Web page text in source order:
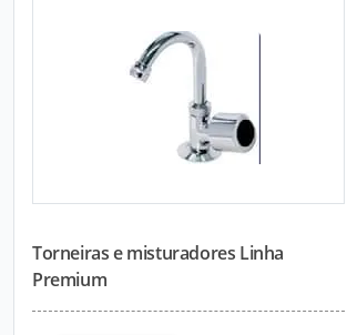
Torneiras e misturadores Linha
Premium